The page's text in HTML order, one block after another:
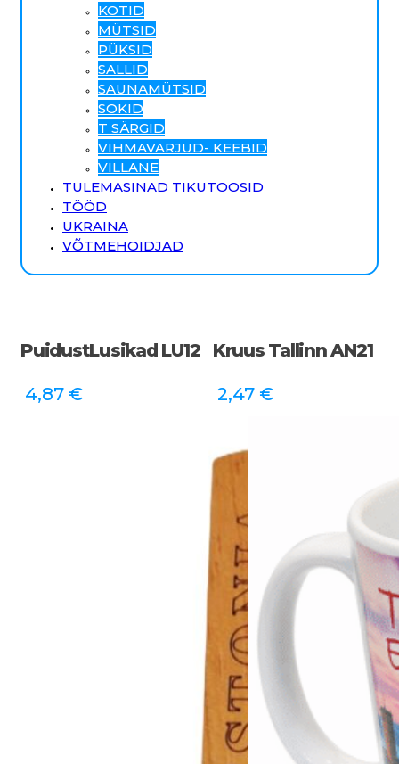
KOTID
MÜTSID
PÜKSID
SALLID
SAUNAMÜTSID
SOKID
T SÄRGID
VIHMAVARJUD- KEEBID
VILLANE
TULEMASINAD TIKUTOOSID
TÖÖD
UKRAINA
VÕTMEHOIDJAD
PuidustLusikad LU12
4,87 €
Kruus Tallinn AN21
2,47 €